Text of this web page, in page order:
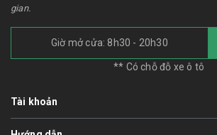
gian.
Giờ mở cửa: 8h30 - 20h30
** Có chỗ đỗ xe ô tô
Tài khoản